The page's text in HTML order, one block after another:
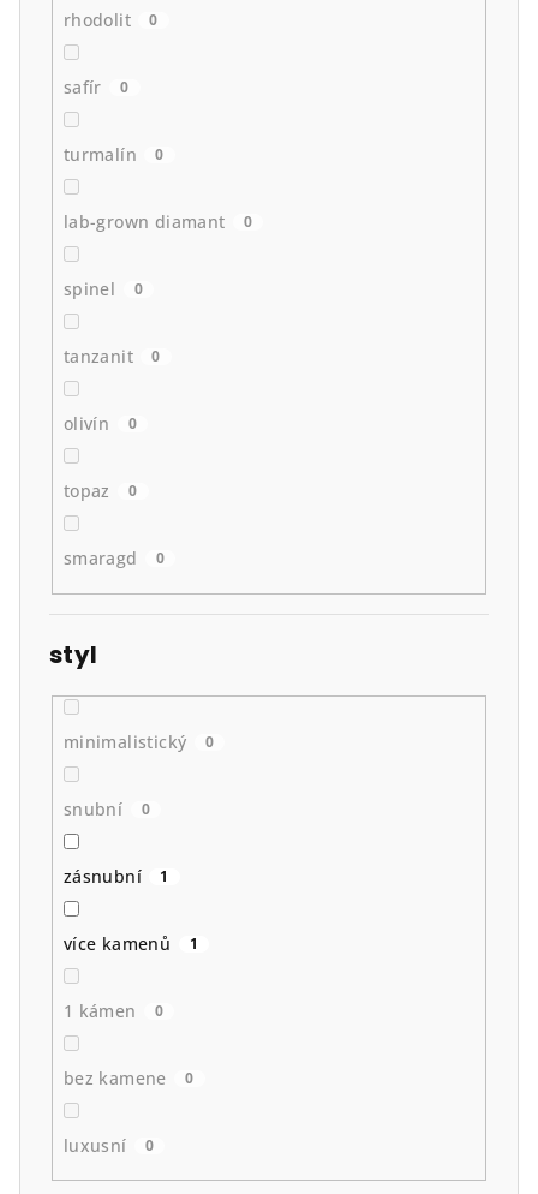
rhodolit 0
safír 0
turmalín 0
lab-grown diamant 0
spinel 0
tanzanit 0
olivín 0
topaz 0
smaragd 0
styl
minimalistický 0
snubní 0
zásnubní 1
více kamenů 1
1 kámen 0
bez kamene 0
luxusní 0